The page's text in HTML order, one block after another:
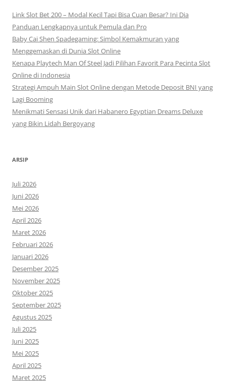
Link Slot Bet 200 – Modal Kecil Tapi Bisa Cuan Besar? Ini Dia
Panduan Lengkapnya untuk Pemula dan Pro
Baby Cai Shen Spadegaming: Simbol Kemakmuran yang
Menggemaskan di Dunia Slot Online
Kenapa Playtech Man Of Steel Jadi Pilihan Favorit Para Pecinta Slot
Online di Indonesia
Strategi Ampuh Main Slot Online dengan Metode Deposit BNI yang
Lagi Booming
Menikmati Sensasi Unik dari Habanero Egyptian Dreams Deluxe
yang Bikin Lidah Bergoyang
ARSIP
Juli 2026
Juni 2026
Mei 2026
April 2026
Maret 2026
Februari 2026
Januari 2026
Desember 2025
November 2025
Oktober 2025
September 2025
Agustus 2025
Juli 2025
Juni 2025
Mei 2025
April 2025
Maret 2025